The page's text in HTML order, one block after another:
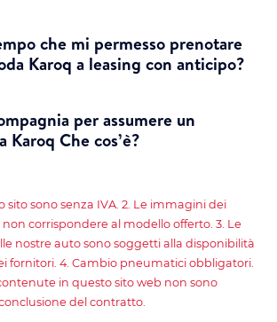
che mi permesso prenotare
Karoq a leasing con anticipo?
per assumere un
Karoq Che cos’è?
sito sono senza IVA. 2. Le immagini dei
corrispondere al modello offerto. 3. Le
nostre auto sono soggetti alla disponibilità
fornitori. 4. Cambio pneumatici obbligatori.
in questo sito web non sono
del contratto.